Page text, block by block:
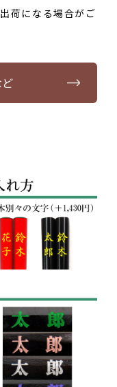
荷になる場合がご